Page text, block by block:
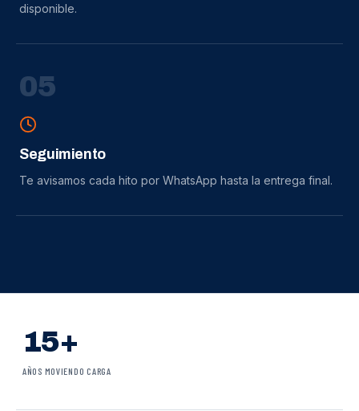
disponible.
05
Seguimiento
Te avisamos cada hito por WhatsApp hasta la entrega final.
15+
AÑOS MOVIENDO CARGA